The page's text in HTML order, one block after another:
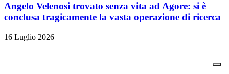
Angelo Velenosi trovato senza vita ad Agore: si è
conclusa tragicamente la vasta operazione di ricerca
16 Luglio 2026